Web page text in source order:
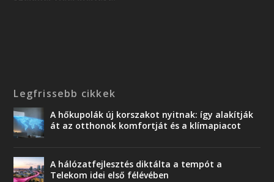
Legfrissebb cikkek
A hőkupolák új korszakot nyitnak: így alakítják
át az otthonok komfortját és a klímapiacot
A hálózatfejlesztés diktálta a tempót a
Telekom idei első félévében